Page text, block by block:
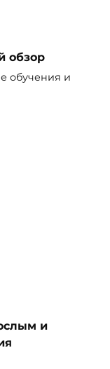
обзор
обучения и
и